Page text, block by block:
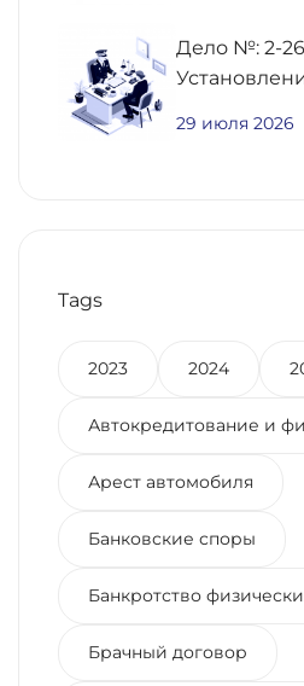
Дело №: 2-
29 июля 2026
Tags
2023 2024
Автокредитование и
Арест автомобиля
Банковские споры
Банкротство
Брачный договор